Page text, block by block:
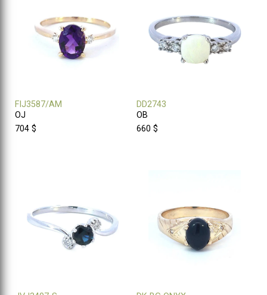
FIJ3587/AM
OJ
704 $
DD2743
OB
660 $